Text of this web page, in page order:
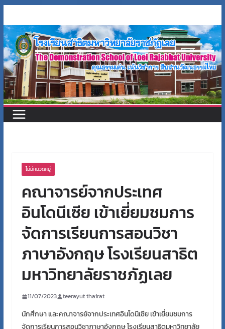
to
content
ไม่มีหมวดหมู่
คณาจารย์จากประเทศ
อินโดนีเซีย เข้าเยี่ยมชมการ
จัดการเรียนการสอนวิชา
ภาษาอังกฤษ โรงเรียนสาธิต
มหาวิทยาลัยราชภัฏเลย
11/07/2023 teerayut thairat
นักศึกษา และคณาจารย์จากประเทศอินโดนีเซีย เข้าเยี่ยมชมการ
จัดการเรียนการสอนวิชาภาษาอังกฤษ โรงเรียนสาธิตมหาวิทยาลัย